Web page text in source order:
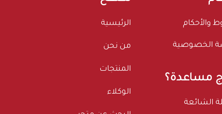
الرئيسية
من نحن
المنتجات
الوكلاء
والأحكام
الخصوصية
مساعدة؟
الشائعة